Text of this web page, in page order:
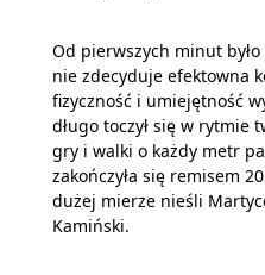
Od pierwszych minut
nie zdecyduje efektowna
fizyczność i umiejętność
długo toczył się w rytmie
gry i walki o każdy metr
zakończyła się remisem
dużej mierze nieśli
Kamiński.